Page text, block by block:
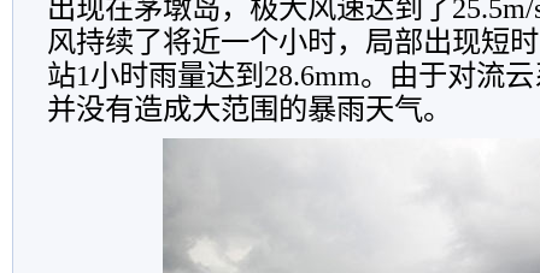
出现在茅墩岛，极大风速达到了
风持续了将近一个小时，局部出现短
站1小时雨量达到28.6mm。由于对流
并没有造成大范围的暴雨天气。